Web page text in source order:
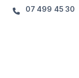
07 499 45 30